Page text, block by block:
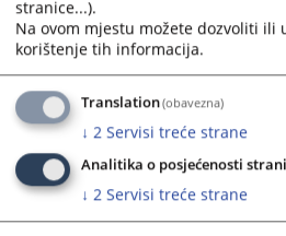
mark
key
to
get
the
keyboard
shortcuts
for
changing
dates.
key
to
get
the
keyboard
for
changing
dates.
stranice...).
Na ovom mjestu možete dozvoliti ili
korištenje tih informacija.
Translation(obavezna)
↓ 2 Servisi treće strane
Analitika o posjećenosti
↓ 2 Servisi treće strane